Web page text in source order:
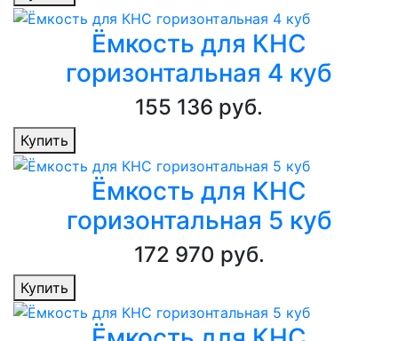
Ёмкость для КНС
горизонтальная 4 куб
155 136 руб.
Купить
Ёмкость для КНС
горизонтальная 5 куб
172 970 руб.
Купить